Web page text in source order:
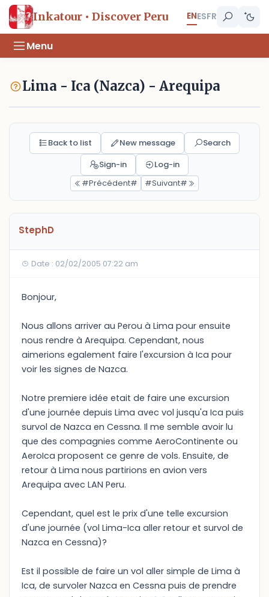
Inkatour • Discover Peru ENESFR
Menu
Lima - Ica (Nazca) - Arequipa
Back to list New message
Search
Sign-in
Log-in
#Précédent#
#Suivant#
StephD
Date : 02/02/2005 07:22 am
Bonjour,
Nous allons arriver au Perou à Lima pour ensuite
nous rendre à Arequipa. Cependant, nous
aimerions egalement faire l'excursion à Ica pour
voir les signes de Nazca.
Notre premiere idée etait de faire une excursion
d'une journée depuis Lima avec vol jusqu'a Ica puis
survol de Nazca en Cessna. Il me semble avoir lu
que des compagnies comme AeroContinente ou
AeroIca proposent ce genre de vols. Ensuite, de
retour à Lima nous partirions en avion vers
Arequipa avec LAN Peru.
Cependant, quel est le prix d'une telle excursion
d'une journée (vol Lima-Ica aller retour et survol de
Nazca en Cessna)?
Est il possible de faire un vol aller simple de Lima à
Ica, de survoler Nazca en Cessna puis de prendre